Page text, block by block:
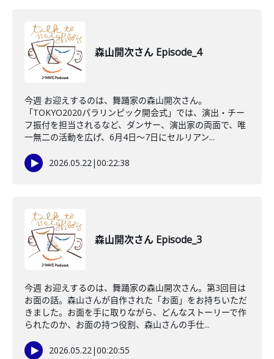
森山開次さん Episode_4
今週 お迎えするのは、舞踊家の森山開次さん。
「TOKYO2020パラリンピック開会式」では、演出・チー
フ振付を担当されるなど、ダンサー、演出家の両面で、唯
一無二の活動を広げ、6月4日～7日にセルリアン...
2026.05.22|00:22:38
森山開次さん Episode_3
今週 お迎えするのは、舞踊家の森山開次さん。第3回目は
お面の話。森山さんが自作された「お面」をお持ちいただ
きました。お面を手に取りながら、どんなストーリーで作
られたのか、お面の持つ役割、森山さんの手仕...
2026.05.22|00:20:55